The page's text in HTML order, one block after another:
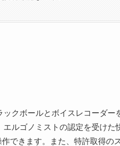
クボールとボイスレコーダー
ルゴノミストの認定を受け
できます。また、特許取得の